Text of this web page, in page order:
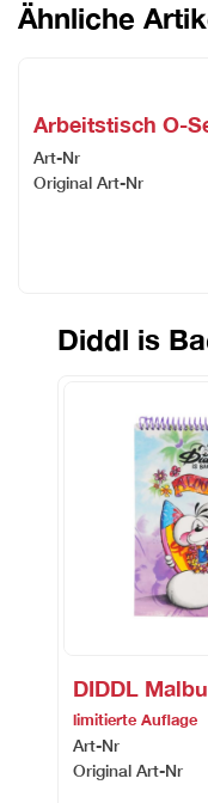
Ähnliche
Arbeitstisch O-
Art-Nr
Original Art-Nr
Diddl is
DIDDL
limitierte Auflage
Art-Nr
Original Art-Nr